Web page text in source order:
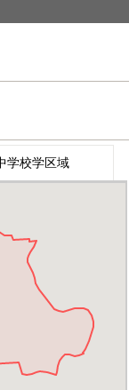
学校学区域